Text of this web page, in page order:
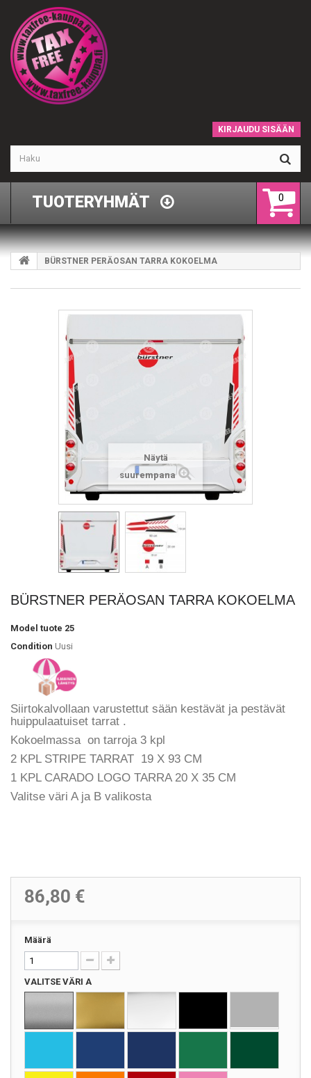
KIRJAUDU SISÄÄN
0
TUOTERYHMÄT
BÜRSTNER PERÄOSAN TARRA KOKOELMA
Näytä
suurempana
BÜRSTNER PERÄOSAN TARRA KOKOELMA
Model tuote 25
Condition Uusi
Siirtokalvollaan varustettut sään kestävät ja pestävät
huippulaatuiset tarrat .
Kokoelmassa on tarroja 3 kpl
2 KPL STRIPE TARRAT 19 X 93 CM
1 KPL CARADO LOGO TARRA 20 X 35 CM
Valitse väri A ja B valikosta
86,80 €
Määrä
VALITSE VÄRI A